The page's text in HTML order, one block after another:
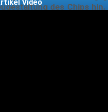
des Chips
Video